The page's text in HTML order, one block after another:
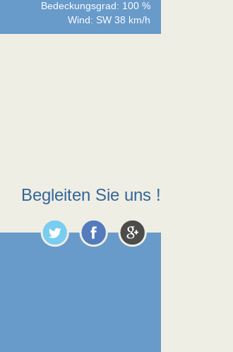
Bedeckungsgrad: 100 %
Wind: SW 38 km/h
Begleiten Sie uns !